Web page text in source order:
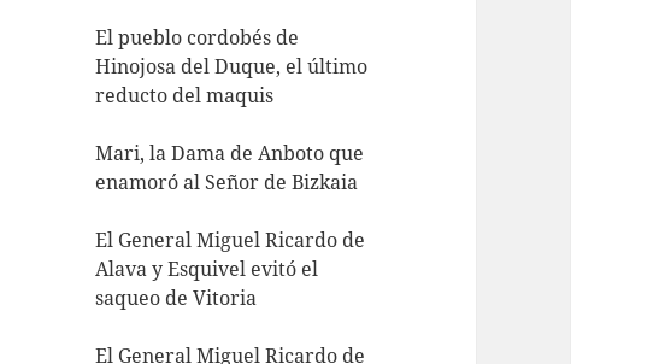
El pueblo cordobés de
Hinojosa del Duque, el último
reducto del maquis
Mari, la Dama de Anboto que
enamoró al Señor de Bizkaia
El General Miguel Ricardo de
Alava y Esquivel evitó el
saqueo de Vitoria
El General Miguel Ricardo de